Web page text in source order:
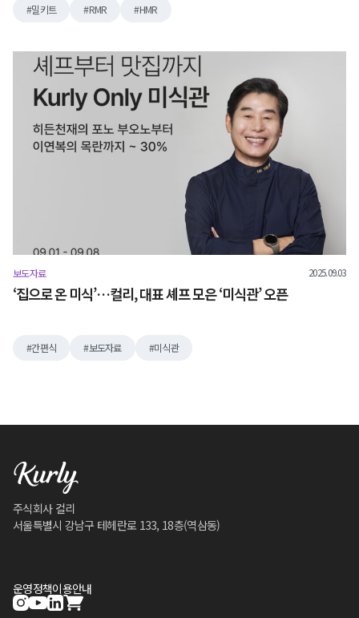
밀키트 RMR HMR
보도자료 2025.09.03
‘집으로 온 미식’…컬리, 대표 셰프 모은 ‘미식관’ 오픈
간편식 보도자료 미식관
주식회사 컬리
서울특별시 강남구 테헤란로 133, 18층(역삼동)
운영정책이용안내